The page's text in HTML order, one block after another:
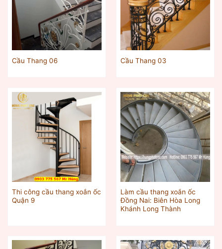
Cầu Thang 06 Cầu Thang 03
Thi công cầu thang xoắn ốc
Quận 9
Làm cầu thang xoắn ốc
Đồng Nai: Biên Hòa Long
Khánh Long Thành